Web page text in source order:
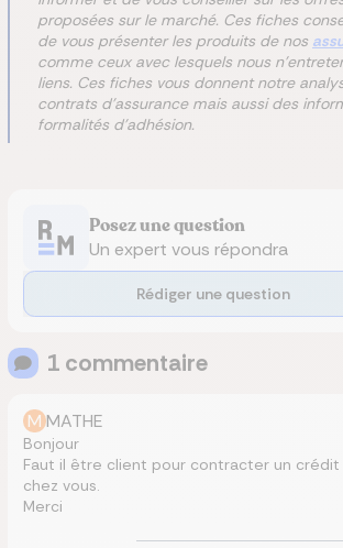
proposées sur le marché. Ces fiches
de vous présenter les produits de nos
comme ceux avec lesquels nous
liens. Ces fiches vous donnent notre
contrats d'assurance mais aussi des
formalités d'adhésion.
Posez une question
Un expert vous répondra
Rédiger une question
1 commentaire
M MATHE
Bonjour
Faut il être client pour contracter un
chez vous.
Merci